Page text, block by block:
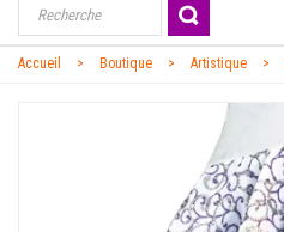
Accueil Boutique Artistique